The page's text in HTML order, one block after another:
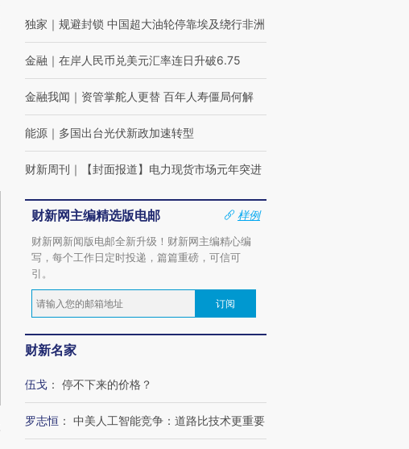
独家 ｜ 规避封锁 中国超大油轮停靠埃及绕行非洲
金融 ｜ 在岸人民币兑美元汇率连日升破6.75
金融我闻 ｜ 资管掌舵人更替 百年人寿僵局何解
能源 ｜ 多国出台光伏新政加速转型
财新周刊 ｜ 【封面报道】电力现货市场元年突进
财新网主编精选版电邮
样例
财新网新闻版电邮全新升级！财新网主编精心编
写，每个工作日定时投递，篇篇重磅，可信可
引。
订阅
财新名家
伍戈 ： 停不下来的价格？
罗志恒 ： 中美人工智能竞争：道路比技术更重要